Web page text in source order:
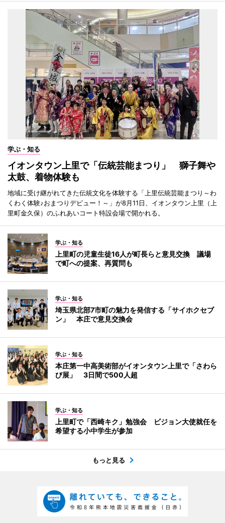
学ぶ・知る
イオンタウン上里で「伝統芸能まつり」 獅子舞や
太鼓、着物体験も
地域に受け継がれてきた伝統文化を体験する「上里伝統芸能まつり～わ
くわく体験♪おまつりデビュー！～」が8月11日、イオンタウン上里（上
里町金久保）のふれあいコート特設会場で開かれる。
学ぶ・知る
上里町の児童生徒16人が町長らと意見交換 議場
で町への提案、再質問も
学ぶ・知る
埼玉県北部7市町の魅力を発信する「サイホクセブ
ン」 本庄で意見交換会
学ぶ・知る
本庄第一中高美術部がイオンタウン上里で「さわら
び展」 3日間で500人超
学ぶ・知る
上里町で「西崎キク」勉強会 ビジョン大使就任を
希望する小中学生が参加
もっと見る